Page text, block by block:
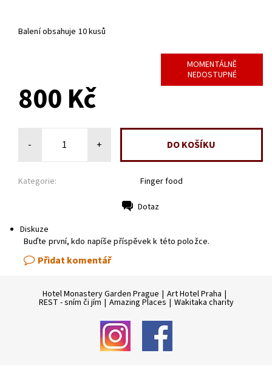
Balení obsahuje 10 kusů
MOMENTÁLNĚ
NEDOSTUPNÉ
800 Kč
- +
Kategorie: Finger food
Dotaz
Diskuze
Buďte první, kdo napíše příspěvek k této položce.
Přidat komentář
Hotel Monastery Garden Prague | Art Hotel Praha |
REST - sním či jím | Amazing Places | Wakitaka charity